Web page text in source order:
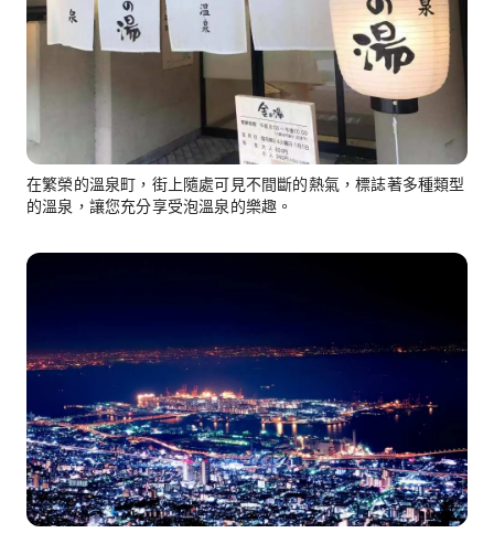
在繁榮的溫泉町，街上隨處可見不間斷的熱氣，標誌著多種類型
的溫泉，讓您充分享受泡溫泉的樂趣。